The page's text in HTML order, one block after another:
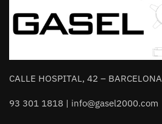
CALLE HOSPITAL, 42 – BARCELONA
93 301 1818 | info@gasel2000.com